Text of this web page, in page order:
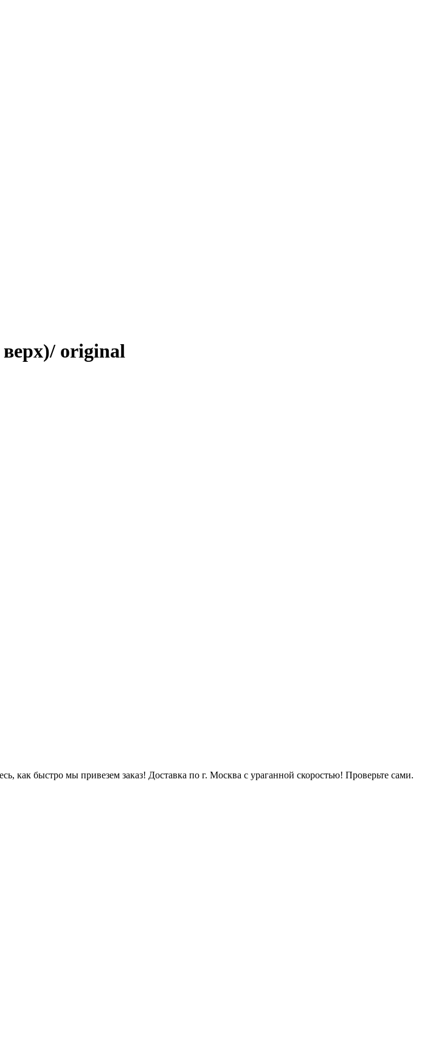
верх)/ original
как быстро мы привезем заказ! Доставка по г. Москва с ураганной скоростью! Проверьте сами.